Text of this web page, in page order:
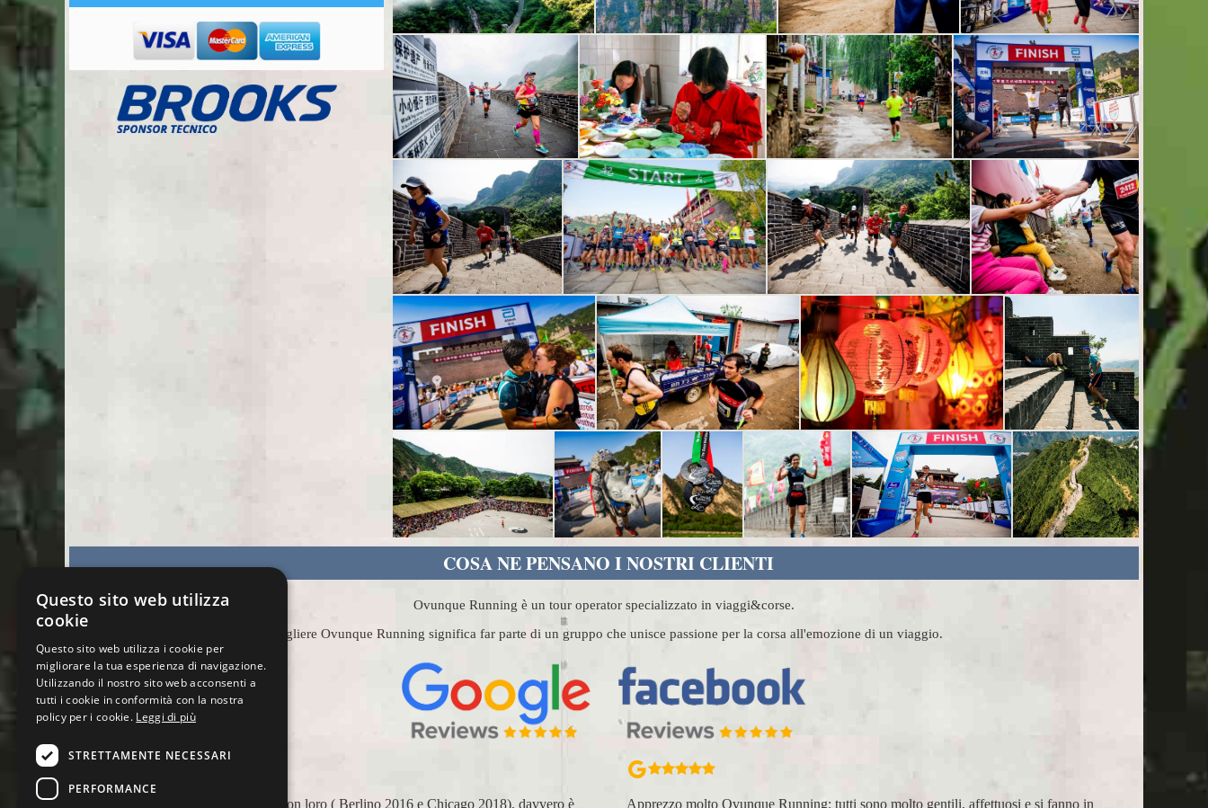
COSA NE PENSANO I NOSTRI CLIENTI
Ovunque Running è un tour operator specializzato in viaggi&corse.
Scegliere Ovunque Running significa far parte di un gruppo che unisce passione per la corsa all'emozione di un viaggio.
avuto la fortuna di fare 2 Major con loro ( Berlino 2016 e Chicago 2018), davvero è Apprezzo molto Ovunque Running: tutti sono molto gentili, affettuosi e si fanno in Organizzazione
Questo sito web utilizza
cookie
Questo sito web utilizza i cookie per
migliorare la tua esperienza di navigazione.
Utilizzando il nostro sito web acconsenti a
tutti i cookie in conformità con la nostra
policy per i cookie. Leggi di più
STRETTAMENTE NECESSARI
PERFORMANCE